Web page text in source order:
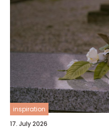
inspiration
17. July 2026